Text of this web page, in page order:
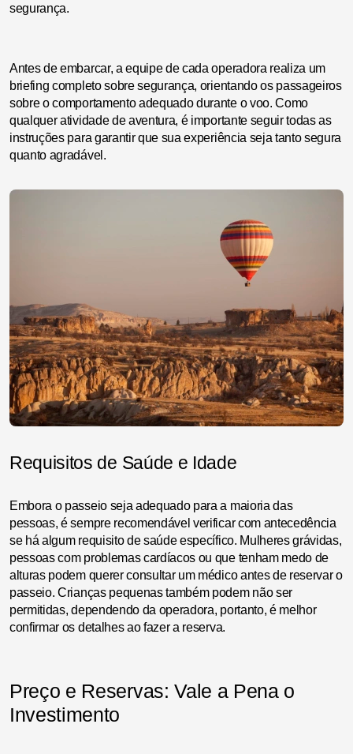
segurança.
Antes de embarcar, a equipe de cada operadora realiza um
briefing completo sobre segurança, orientando os passageiros
sobre o comportamento adequado durante o voo. Como
qualquer atividade de aventura, é importante seguir todas as
instruções para garantir que sua experiência seja tanto segura
quanto agradável.
Requisitos de Saúde e Idade
Embora o passeio seja adequado para a maioria das
pessoas, é sempre recomendável verificar com antecedência
se há algum requisito de saúde específico. Mulheres grávidas,
pessoas com problemas cardíacos ou que tenham medo de
alturas podem querer consultar um médico antes de reservar o
passeio. Crianças pequenas também podem não ser
permitidas, dependendo da operadora, portanto, é melhor
confirmar os detalhes ao fazer a reserva.
Preço e Reservas: Vale a Pena o
Investimento